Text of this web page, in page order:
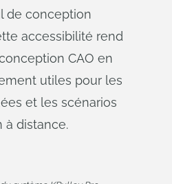
de conception
accessibilité rend
CAO en
utiles pour les
et les scénarios
à distance.